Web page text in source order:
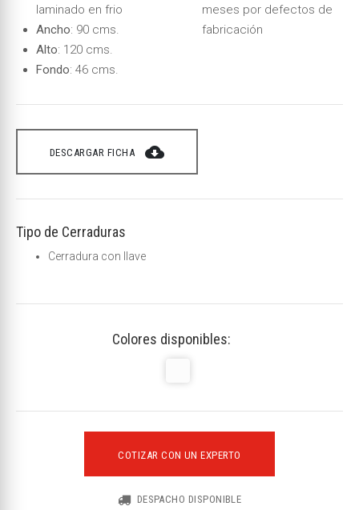
laminado en frio
Ancho: 90 cms.
Alto: 120 cms.
Fondo: 46 cms.
meses por defectos de
fabricación
DESCARGAR FICHA cloud_download
Tipo de Cerraduras
Cerradura con llave
Colores disponibles:
COTIZAR CON UN EXPERTO
DESPACHO DISPONIBLE